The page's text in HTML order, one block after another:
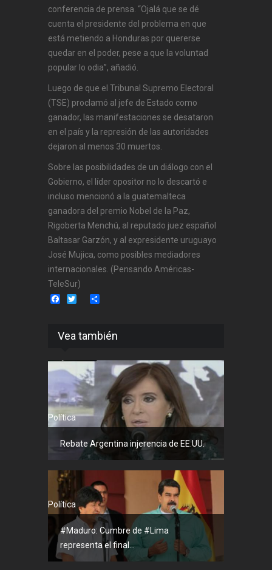
conferencia de prensa. “Ojalá que se dé
cuenta el presidente del problema en que
está metiendo a Honduras por quererse
quedar en el poder, pese a que la voluntad
popular lo odia”, añadió.
Luego de que el Tribunal Supremo Electoral
(TSE) proclamó al jefe de Estado como
ganador, las manifestaciones se desataron
en el país y la represión de las autoridades
dejaron al menos 30 muertos.
Sobre las posibilidades de un diálogo con el
Gobierno, el líder opositor no lo descartó e
incluso mencionó a la guatemalteca
ganadora del premio Nobel de la Paz,
Rigoberta Menchú, al reputado juez español
Baltasar Garzón, y al expresidente uruguayo
José Mujica, como posibles mediadores
internacionales. (Pensando Américas-
TeleSur)
Facebook
Twitter
Vea también
Política
Rebate Argentina injerencia de EE.UU.
Política
#Maduro: Cumbre de #Lima
representa el final...